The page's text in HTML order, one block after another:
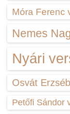
Móra Ferenc
Nemes
Nyári
Osvát
Petőfi Sándor